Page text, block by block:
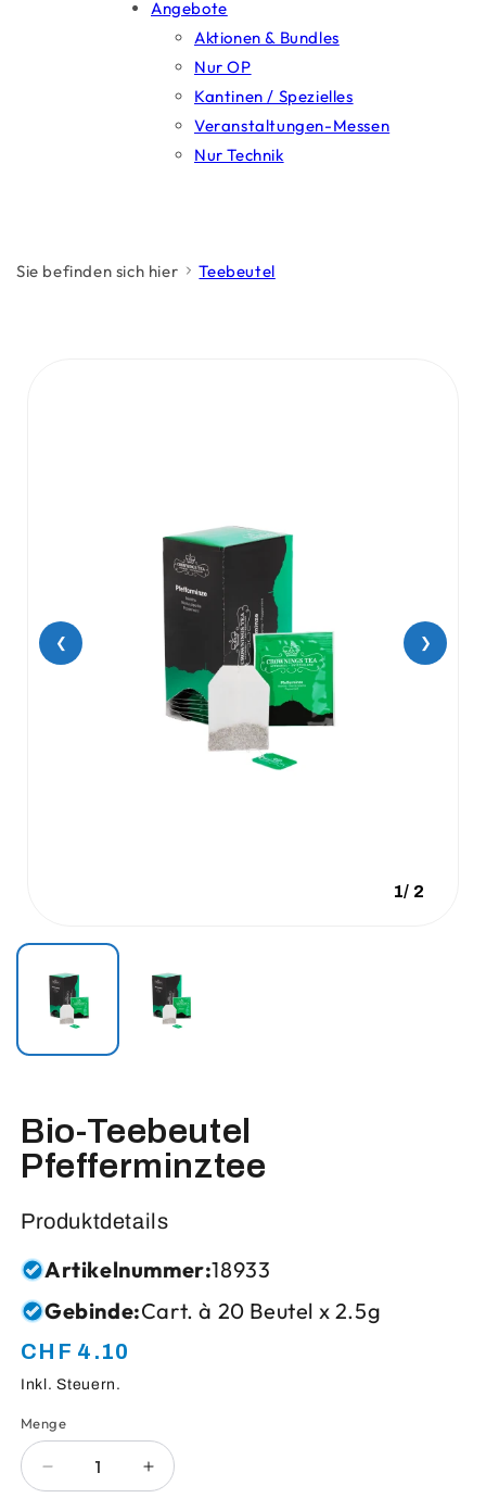
Angebote
Aktionen & Bundles
Nur OP
Kantinen / Spezielles
Veranstaltungen-Messen
Nur Technik
Sie befinden sich hier Teebeutel
❮ ❯
1/ 2
Bio-Teebeutel
Pfefferminztee
Produktdetails
Artikelnummer:18933
Gebinde:Cart. à 20 Beutel x 2.5g
Normaler
Preis
CHF 4.10
Inkl. Steuern.
Anzahl
Menge
Verringere
Erhöhe